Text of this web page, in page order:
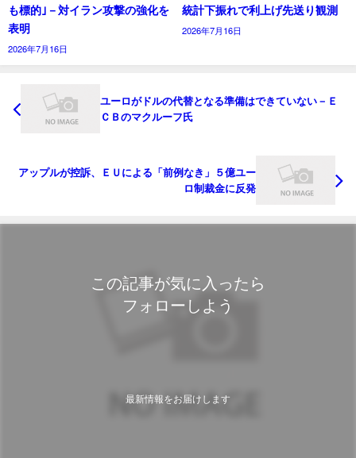
も標的｣－対イラン攻撃の強化を
表明
2026年7月16日
統計下振れで利上げ先送り観測
2026年7月16日
ユーロがドルの代替となる準備はできていない－Ｅ
ＣＢのマクルーフ氏
アップルが控訴、ＥＵによる「前例なき」５億ユー
ロ制裁金に反発
この記事が気に入ったら
フォローしよう
最新情報をお届けします